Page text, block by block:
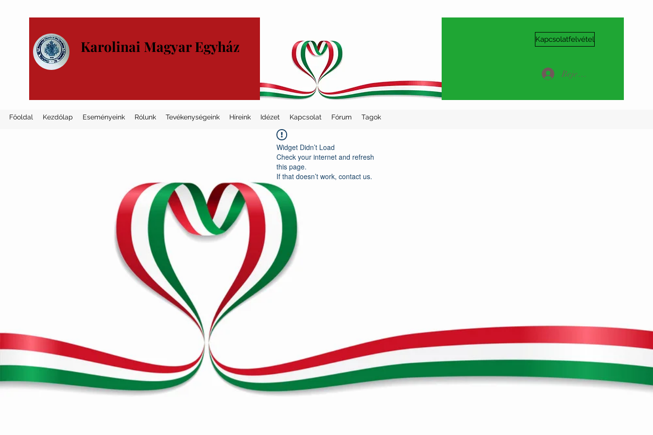
Karolinai Magyar Egyház Kapcsolatfelvétel
Bejelentkezés
Főoldal Kezdőlap Eseményeink Rólunk Tevékenységeink Híreink Idézet Kapcsolat Fórum Tagok
Widget Didn’t Load
Check your internet and refresh
this page.
If that doesn’t work, contact us.